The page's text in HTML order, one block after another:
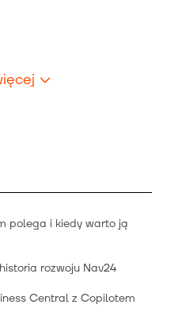
polega i kiedy warto ją
rozwoju Nav24
Central z Copilotem